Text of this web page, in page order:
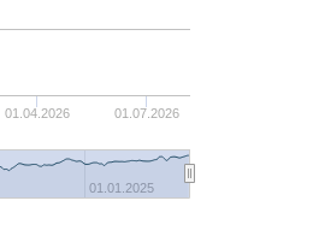
01.04.2026 01.07.2026
01.01.2025